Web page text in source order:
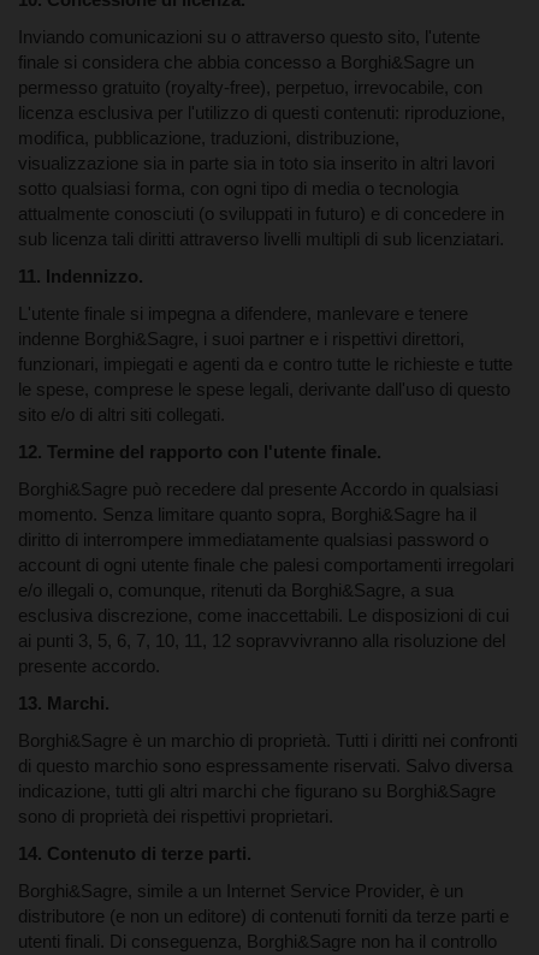
Inviando comunicazioni su o attraverso questo sito, l'utente
finale si considera che abbia concesso a Borghi&Sagre un
permesso gratuito (royalty-free), perpetuo, irrevocabile, con
licenza esclusiva per l'utilizzo di questi contenuti: riproduzione,
modifica, pubblicazione, traduzioni, distribuzione,
visualizzazione sia in parte sia in toto sia inserito in altri lavori
sotto qualsiasi forma, con ogni tipo di media o tecnologia
attualmente conosciuti (o sviluppati in futuro) e di concedere in
sub licenza tali diritti attraverso livelli multipli di sub licenziatari.
11. Indennizzo.
L'utente finale si impegna a difendere, manlevare e tenere
indenne Borghi&Sagre, i suoi partner e i rispettivi direttori,
funzionari, impiegati e agenti da e contro tutte le richieste e tutte
le spese, comprese le spese legali, derivante dall'uso di questo
sito e/o di altri siti collegati.
12. Termine del rapporto con l'utente finale.
Borghi&Sagre può recedere dal presente Accordo in qualsiasi
momento. Senza limitare quanto sopra, Borghi&Sagre ha il
diritto di interrompere immediatamente qualsiasi password o
account di ogni utente finale che palesi comportamenti irregolari
e/o illegali o, comunque, ritenuti da Borghi&Sagre, a sua
esclusiva discrezione, come inaccettabili. Le disposizioni di cui
ai punti 3, 5, 6, 7, 10, 11, 12 sopravvivranno alla risoluzione del
presente accordo.
13. Marchi.
Borghi&Sagre è un marchio di proprietà. Tutti i diritti nei confronti
di questo marchio sono espressamente riservati. Salvo diversa
indicazione, tutti gli altri marchi che figurano su Borghi&Sagre
sono di proprietà dei rispettivi proprietari.
14. Contenuto di terze parti.
Borghi&Sagre, simile a un Internet Service Provider, è un
distributore (e non un editore) di contenuti forniti da terze parti e
utenti finali. Di conseguenza, Borghi&Sagre non ha il controllo
12. Termine del rapporto con l'utente finale.
13. Marchi.
14. Contenuto di terze parti.